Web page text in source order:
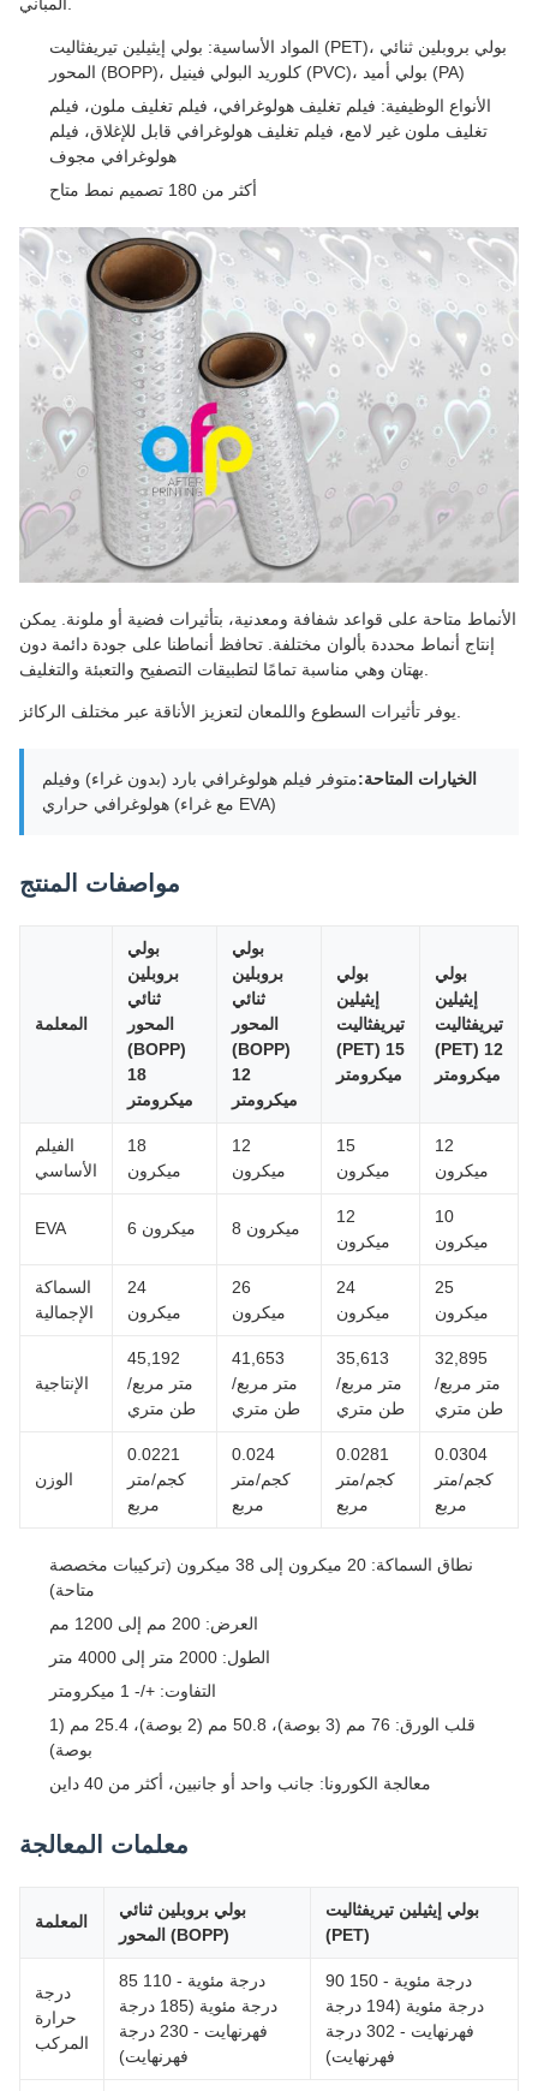
المواد الأساسية: بولي إيثيلين تيريفثاليت (PET)، بولي بروبلين ثنائي
المحور (BOPP)، كلوريد البولي فينيل (PVC)، بولي أميد (PA)
الأنواع الوظيفية: فيلم تغليف هولوغرافي، فيلم تغليف ملون، فيلم
تغليف ملون غير لامع، فيلم تغليف هولوغرافي قابل للإغلاق، فيلم
هولوغرافي مجوف
أكثر من 180 تصميم نمط متاح
الأنماط متاحة على قواعد شفافة ومعدنية، بتأثيرات فضية أو ملونة. يمكن
إنتاج أنماط محددة بألوان مختلفة. تحافظ أنماطنا على جودة دائمة دون
بهتان وهي مناسبة تمامًا لتطبيقات التصفيح والتعبئة والتغليف.
يوفر تأثيرات السطوع واللمعان لتعزيز الأناقة عبر مختلف الركائز.
الخيارات المتاحة:متوفر فيلم هولوغرافي بارد (بدون غراء) وفيلم
هولوغرافي حراري (مع غراء EVA)
مواصفات المنتج
المعلمة
بولي
بروبلين
ثنائي
المحور
(BOPP)
18
ميكرومتر
بولي
بروبلين
ثنائي
المحور
(BOPP)
12
ميكرومتر
بولي
إيثيلين
تيريفثاليت
(PET) 15
ميكرومتر
بولي
إيثيلين
تيريفثاليت
(PET) 12
ميكرومتر
الفيلم
الأساسي
18
ميكرون
12
ميكرون
15
ميكرون
12
ميكرون
EVA 6 ميكرون 8 ميكرون
12
ميكرون
10
ميكرون
السماكة
الإجمالية
24
ميكرون
26
ميكرون
24
ميكرون
25
ميكرون
الإنتاجية
45,192
متر مربع/
طن متري
41,653
متر مربع/
طن متري
35,613
متر مربع/
طن متري
32,895
متر مربع/
طن متري
الوزن
0.0221
كجم/متر
مربع
0.024
كجم/متر
مربع
0.0281
كجم/متر
مربع
0.0304
كجم/متر
مربع
نطاق السماكة: 20 ميكرون إلى 38 ميكرون (تركيبات مخصصة
متاحة)
العرض: 200 مم إلى 1200 مم
الطول: 2000 متر إلى 4000 متر
التفاوت: +/- 1 ميكرومتر
قلب الورق: 76 مم (3 بوصة)، 50.8 مم (2 بوصة)، 25.4 مم (1
بوصة)
معالجة الكورونا: جانب واحد أو جانبين، أكثر من 40 داين
معلمات المعالجة
المعلمة
بولي بروبلين ثنائي
المحور (BOPP)
بولي إيثيلين تيريفثاليت
(PET)
درجة
حرارة
المركب
85 درجة مئوية - 110
درجة مئوية (185 درجة
فهرنهايت - 230 درجة
فهرنهايت)
90 درجة مئوية - 150
درجة مئوية (194 درجة
فهرنهايت - 302 درجة
فهرنهايت)